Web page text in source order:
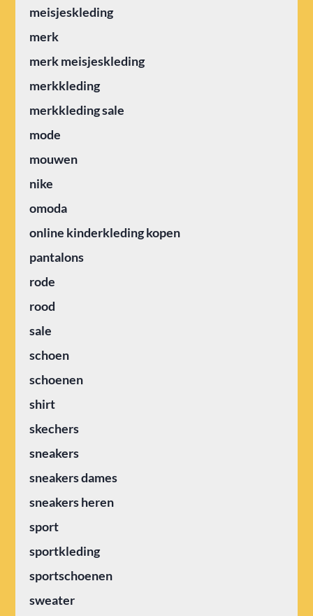
meisjeskleding
merk
merk meisjeskleding
merkkleding
merkkleding sale
mode
mouwen
nike
omoda
online kinderkleding kopen
pantalons
rode
rood
sale
schoen
schoenen
shirt
skechers
sneakers
sneakers dames
sneakers heren
sport
sportkleding
sportschoenen
sweater